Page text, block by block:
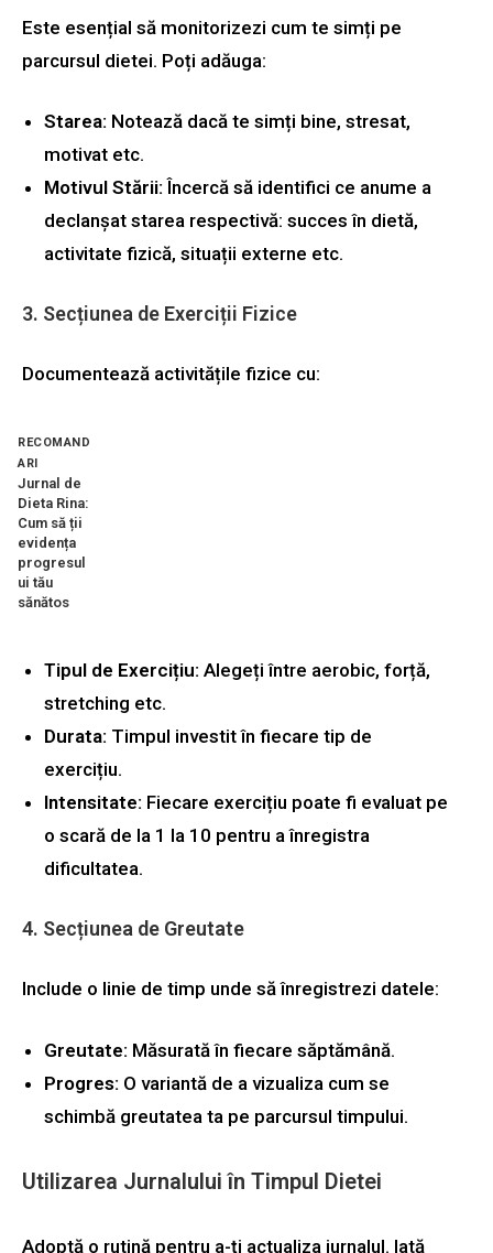
Este esențial să monitorizezi cum te simți pe
parcursul dietei. Poți adăuga:
Starea: Notează dacă te simți bine, stresat,
motivat etc.
Motivul Stării: Încercă să identifici ce anume a
declanșat starea respectivă: succes în dietă,
activitate fizică, situații externe etc.
3. Secțiunea de Exerciții Fizice
Documentează activitățile fizice cu:
RECOMAND
ARI
Jurnal de
Dieta Rina:
Cum să ții
evidența
progresul
ui tău
sănătos
Tipul de Exercițiu: Alegeți între aerobic, forță,
stretching etc.
Durata: Timpul investit în fiecare tip de
exercițiu.
Intensitate: Fiecare exercițiu poate fi evaluat pe
o scară de la 1 la 10 pentru a înregistra
dificultatea.
4. Secțiunea de Greutate
Include o linie de timp unde să înregistrezi datele:
Greutate: Măsurată în fiecare săptămână.
Progres: O variantă de a vizualiza cum se
schimbă greutatea ta pe parcursul timpului.
Utilizarea Jurnalului în Timpul Dietei
Adoptă o rutină pentru a-ți actualiza jurnalul. Iată